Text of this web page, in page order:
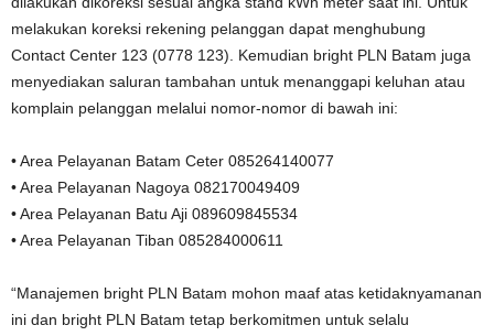
melakukan koreksi rekening pelanggan dapat menghubung
Contact Center 123 (0778 123). Kemudian bright PLN Batam juga
menyediakan saluran tambahan untuk menanggapi keluhan atau
komplain pelanggan melalui nomor-nomor di bawah ini:
• Area Pelayanan Batam Ceter 085264140077
• Area Pelayanan Nagoya 082170049409
• Area Pelayanan Batu Aji 089609845534
• Area Pelayanan Tiban 085284000611
“Manajemen bright PLN Batam mohon maaf atas ketidaknyamanan
ini dan bright PLN Batam tetap berkomitmen untuk selalu